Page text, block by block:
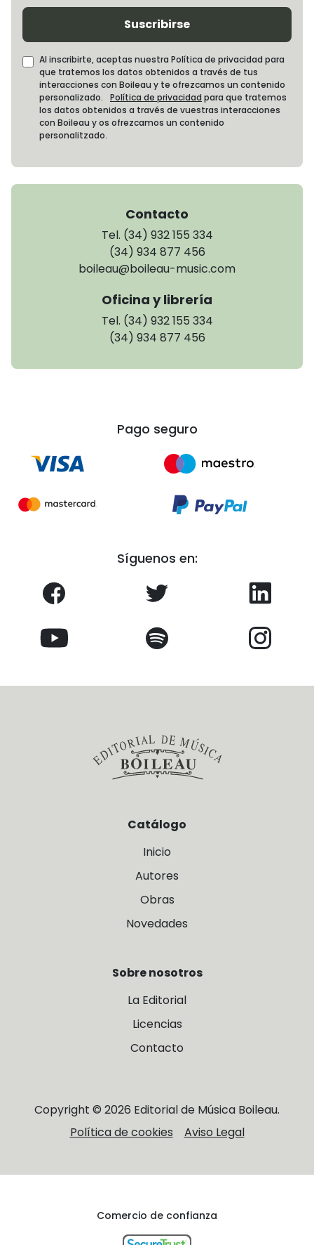
Suscribirse
Al inscribirte, aceptas nuestra Política de privacidad para
que tratemos los datos obtenidos a través de tus
interacciones con Boileau y te ofrezcamos un contenido
personalizado. Política de privacidad para que tratemos
los datos obtenidos a través de vuestras interacciones
con Boileau y os ofrezcamos un contenido
personalitzado.
Contacto
Tel. (34) 932 155 334
(34) 934 877 456
boileau@boileau-music.com
Oficina y librería
Tel. (34) 932 155 334
(34) 934 877 456
Pago seguro
Síguenos en:
Catálogo
Inicio
Autores
Obras
Novedades
Sobre nosotros
La Editorial
Licencias
Contacto
Copyright © 2026 Editorial de Música Boileau.
Política de cookies
Aviso Legal
Comercio de confianza